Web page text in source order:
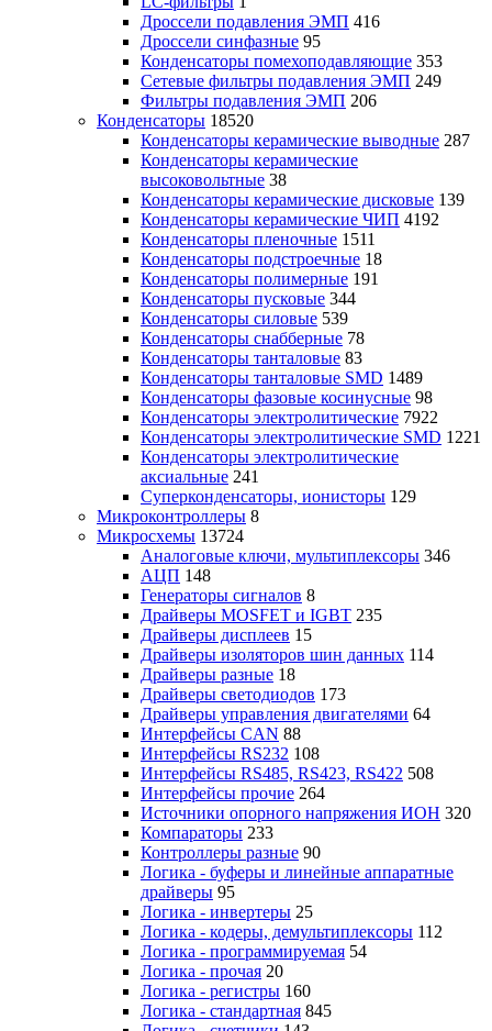
Дроссели подавления ЭМП 416
Дроссели синфазные 95
Конденсаторы помехоподавляющие 353
Сетевые фильтры подавления ЭМП 249
Фильтры подавления ЭМП 206
Конденсаторы 18520
Конденсаторы керамические выводные 287
Конденсаторы керамические
высоковольтные 38
Конденсаторы керамические дисковые 139
Конденсаторы керамические ЧИП 4192
Конденсаторы пленочные 1511
Конденсаторы подстроечные 18
Конденсаторы полимерные 191
Конденсаторы пусковые 344
Конденсаторы силовые 539
Конденсаторы снабберные 78
Конденсаторы танталовые 83
Конденсаторы танталовые SMD 1489
Конденсаторы фазовые косинусные 98
Конденсаторы электролитические 7922
Конденсаторы электролитические SMD 1221
Конденсаторы электролитические
аксиальные 241
Суперконденсаторы, ионисторы 129
Микроконтроллеры 8
Микросхемы 13724
Аналоговые ключи, мультиплексоры 346
АЦП 148
Генераторы сигналов 8
Драйверы MOSFET и IGBT 235
Драйверы дисплеев 15
Драйверы изоляторов шин данных 114
Драйверы разные 18
Драйверы светодиодов 173
Драйверы управления двигателями 64
Интерфейсы CAN 88
Интерфейсы RS232 108
Интерфейсы RS485, RS423, RS422 508
Интерфейсы прочие 264
Источники опорного напряжения ИОН 320
Компараторы 233
Контроллеры разные 90
Логика - буферы и линейные аппаратные
драйверы 95
Логика - инвертеры 25
Логика - кодеры, демультиплексоры 112
Логика - программируемая 54
Логика - прочая 20
Логика - регистры 160
Логика - стандартная 845